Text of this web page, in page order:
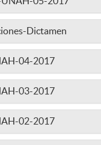
Dictamen
04-2017
03-2017
02-2017